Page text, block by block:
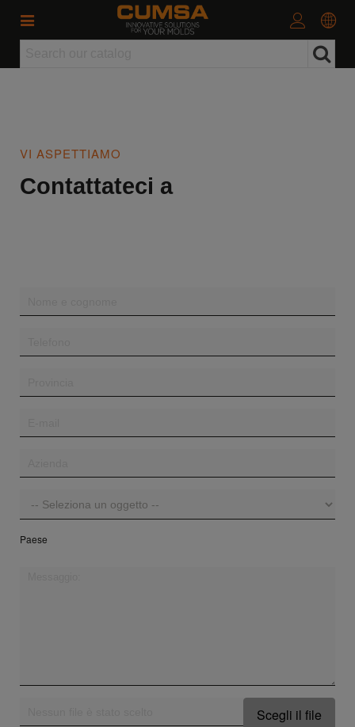
VI ASPETTIAMO
Contattateci a
Paese
Scegli il file